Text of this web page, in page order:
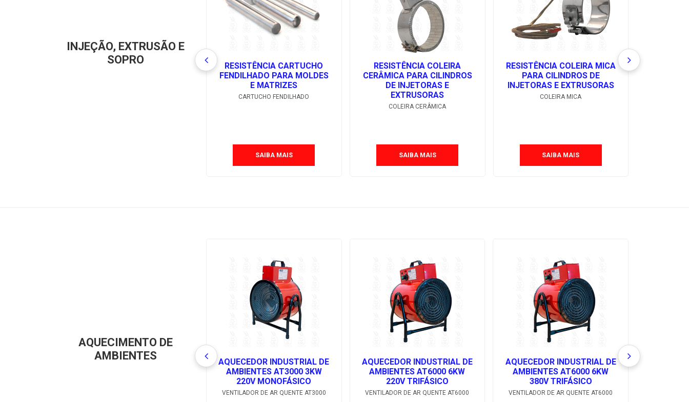
INJEÇÃO, EXTRUSÃO E
SOPRO
RESISTÊNCIA CARTUCHO
FENDILHADO PARA MOLDES
E MATRIZES
CARTUCHO FENDILHADO
SAIBA MAIS
RESISTÊNCIA COLEIRA
CERÂMICA PARA CILINDROS
DE INJETORAS E
EXTRUSORAS
COLEIRA CERÂMICA
SAIBA MAIS
RESISTÊNCIA COLEIRA MICA
PARA CILINDROS DE
INJETORAS E EXTRUSORAS
COLEIRA MICA
SAIBA MAIS
AQUECIMENTO DE
AMBIENTES
AQUECEDOR INDUSTRIAL DE
AMBIENTES AT3000 3KW
220V MONOFÁSICO
VENTILADOR DE AR QUENTE AT3000
AQUECEDOR INDUSTRIAL DE
AMBIENTES AT6000 6KW
220V TRIFÁSICO
VENTILADOR DE AR QUENTE AT6000
AQUECEDOR INDUSTRIAL DE
AMBIENTES AT6000 6KW
380V TRIFÁSICO
VENTILADOR DE AR QUENTE AT6000